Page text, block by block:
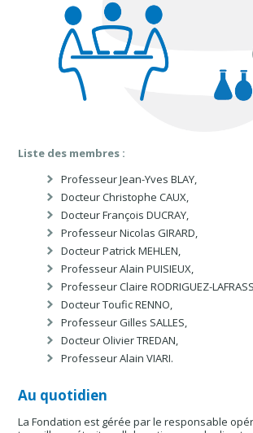
Liste des membres :
Professeur Jean-Yves BLAY,
Docteur Christophe CAUX,
Docteur François DUCRAY,
Professeur Nicolas GIRARD,
Docteur Patrick MEHLEN,
Professeur Alain PUISIEUX,
Professeur Claire RODRIGUEZ-
Docteur Toufic RENNO,
Professeur Gilles SALLES,
Docteur Olivier TREDAN,
Professeur Alain VIARI.
Au quotidien
La Fondation est gérée par le responsable